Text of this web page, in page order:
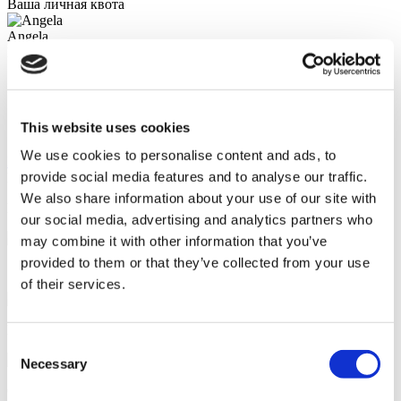
This website uses cookies
We use cookies to personalise content and ads, to
provide social media features and to analyse our traffic.
We also share information about your use of our site with
our social media, advertising and analytics partners who
may combine it with other information that you’ve
provided to them or that they’ve collected from your use
of their services.
Selection
Necessary
Ваша личная квота
Angela
Ваш Личный консультант по вопросам здоровья
FLYMEDI
Бесплатная квота
FLYMEDI ПОМОГАЕТ ВАМ
Как FLYMEDI может мне помочь?
7/24 Персональная помощь в течение всей поездки